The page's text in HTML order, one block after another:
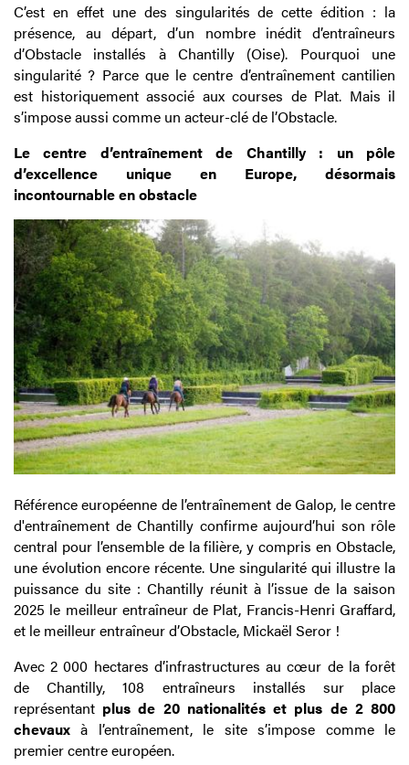
C’est en effet une des singularités de cette édition : la
présence, au départ, d’un nombre inédit d’entraîneurs
d’Obstacle installés à Chantilly (Oise). Pourquoi une
singularité ? Parce que le centre d’entraînement cantilien
est historiquement associé aux courses de Plat. Mais il
s’impose aussi comme un acteur-clé de l’Obstacle.
Le centre d’entraînement de Chantilly : un pôle
d’excellence unique en Europe, désormais
incontournable en obstacle
Référence européenne de l’entraînement de Galop, le centre
d'entraînement de Chantilly confirme aujourd’hui son rôle
central pour l’ensemble de la filière, y compris en Obstacle,
une évolution encore récente. Une singularité qui illustre la
puissance du site : Chantilly réunit à l’issue de la saison
2025 le meilleur entraîneur de Plat, Francis-Henri Graffard,
et le meilleur entraîneur d’Obstacle, Mickaël Seror !
Avec 2 000 hectares d’infrastructures au cœur de la forêt
de Chantilly, 108 entraîneurs installés sur place
représentant plus de 20 nationalités et plus de 2 800
chevaux à l’entraînement, le site s’impose comme le
premier centre européen.